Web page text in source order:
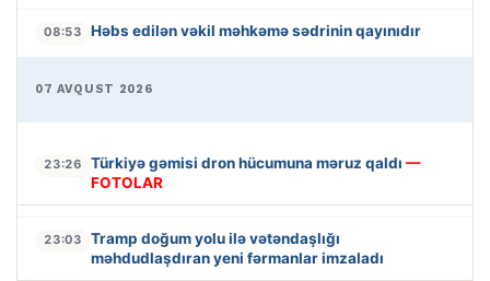
08:53 Həbs edilən vəkil məhkəmə sədrinin qayınıdır
07 AVQUST 2026
23:26 Türkiyə gəmisi dron hücumuna məruz qaldı —
FOTOLAR
23:03
Tramp doğum yolu ilə vətəndaşlığı
məhdudlaşdıran yeni fərmanlar imzaladı